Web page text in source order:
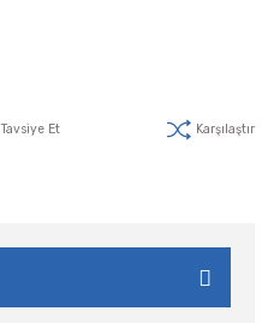
Tavsiye Et Karşılaştır